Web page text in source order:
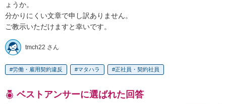
ょうか。
分かりにくい文章で申し訳ありません。
ご教示いただけますと幸いです。
tmch22 さん
労働・雇用契約違反 マタハラ 正社員・契約社員
ベストアンサーに選ばれた回答